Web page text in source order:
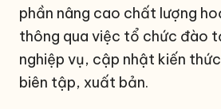
phần nâng cao chất lượng
thông qua việc tổ chức đào
nghiệp vụ, cập nhật kiến
biên tập, xuất bản.